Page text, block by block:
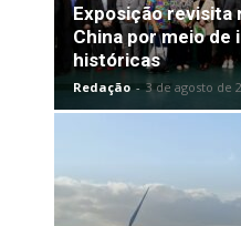
Exposição revisita
China por meio de
históricas
Redação - 3 de agosto de